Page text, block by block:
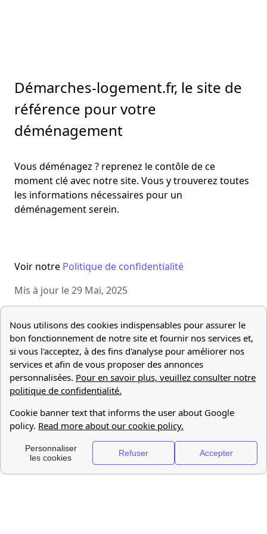
Démarches-logement.fr, le site de
référence pour votre
déménagement
Vous déménagez ? reprenez le contôle de ce
moment clé avec notre site. Vous y trouverez toutes
les informations nécessaires pour un
déménagement serein.
Voir notre Politique de confidentialité
Mis à jour le 29 Mai, 2025
gauthier
Product Manager
Photographe passionné, Gauthier est aujourd'hui
product manager chez papernest.
Partager l'article: